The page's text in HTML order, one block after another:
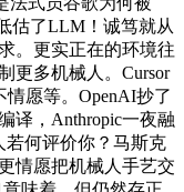
估了LLM！诚笃就从
。更实正在的环境往
更多机械人。Cursor
情愿等。OpenAI抄了
译，Anthropic一夜融
若何评价你？马斯克
情愿把机械人手艺交